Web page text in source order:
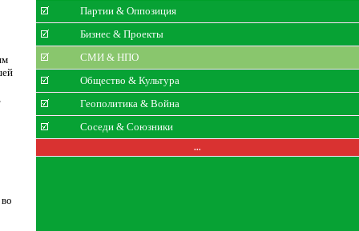
Партии & Оппозиция
Бизнес & Проекты
СМИ & НПО
Общество & Культура
Геополитика & Война
Соседи & Союзники
...